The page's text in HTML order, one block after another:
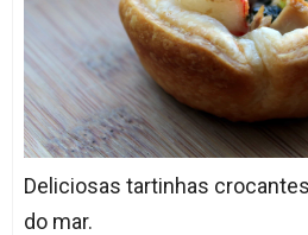
Deliciosas tartinhas
do mar.